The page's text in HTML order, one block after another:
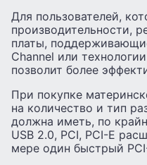
Для пользователей,
производительности,
платы,
Channel или
позволит более
При покупке
на количество и тип
должна иметь, по
USB 2.0, PCI, PCI-E
мере один быстрый